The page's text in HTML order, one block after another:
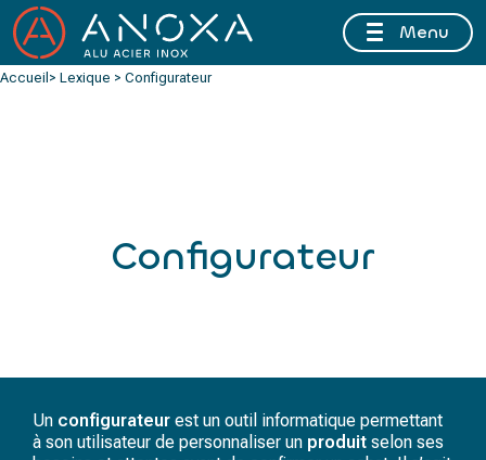
FERMETURE ESTIVALE DU 10 AU 16 AOÛT 2026 INCLUSMenu
Accueil > Lexique > Configurateur
Configurateur
Un configurateur est un outil informatique permettant
à son utilisateur de personnaliser un produit selon ses